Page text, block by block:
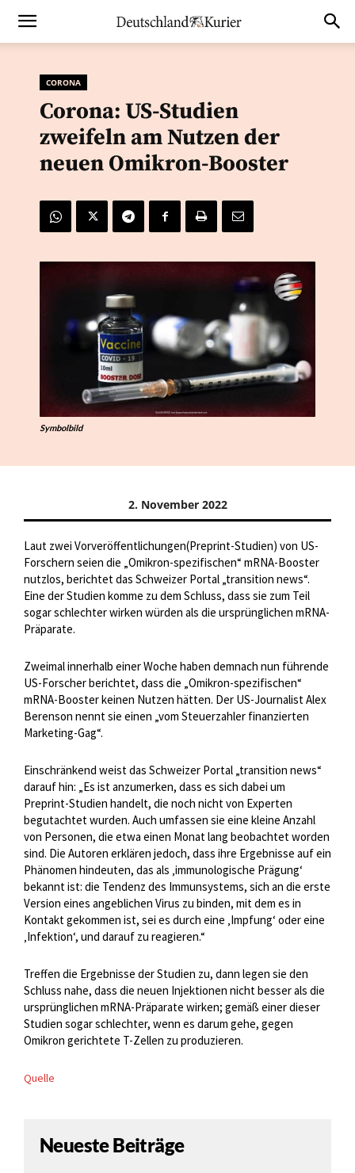
CORONA
Corona: US-Studien
zweifeln am Nutzen der
neuen Omikron-Booster
Symbolbild
2. November 2022
Laut zwei Vorveröffentlichungen(Preprint-Studien) von US-
Forschern seien die „Omikron-spezifischen“ mRNA-Booster
nutzlos, berichtet das Schweizer Portal „transition news“.
Eine der Studien komme zu dem Schluss, dass sie zum Teil
sogar schlechter wirken würden als die ursprünglichen mRNA-
Präparate.
Zweimal innerhalb einer Woche haben demnach nun führende
US-Forscher berichtet, dass die „Omikron-spezifischen“
mRNA-Booster keinen Nutzen hätten. Der US-Journalist Alex
Berenson nennt sie einen „vom Steuerzahler finanzierten
Marketing-Gag“.
Einschränkend weist das Schweizer Portal „transition news“
darauf hin: „Es ist anzumerken, dass es sich dabei um
Preprint-Studien handelt, die noch nicht von Experten
begutachtet wurden. Auch umfassen sie eine kleine Anzahl
von Personen, die etwa einen Monat lang beobachtet worden
sind. Die Autoren erklären jedoch, dass ihre Ergebnisse auf ein
Phänomen hindeuten, das als ‚immunologische Prägung‘
bekannt ist: die Tendenz des Immunsystems, sich an die erste
Version eines angeblichen Virus zu binden, mit dem es in
Kontakt gekommen ist, sei es durch eine ‚Impfung‘ oder eine
‚Infektion‘, und darauf zu reagieren.“
Treffen die Ergebnisse der Studien zu, dann legen sie den
Schluss nahe, dass die neuen Injektionen nicht besser als die
ursprünglichen mRNA-Präparate wirken; gemäß einer dieser
Studien sogar schlechter, wenn es darum gehe, gegen
Omikron gerichtete T-Zellen zu produzieren.
Quelle
Neueste Beiträge